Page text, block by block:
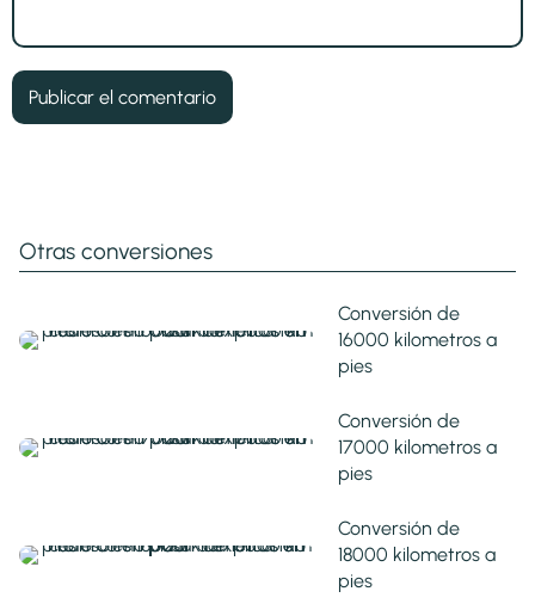
Otras conversiones
Conversión de
16000 kilometros a
pies
Conversión de
17000 kilometros a
pies
Conversión de
18000 kilometros a
pies